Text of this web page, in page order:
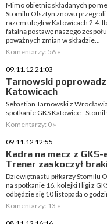
Mimo obietnic składanych po
Stomilu Olsztyn znowu
razem ulegli w Katowicach 2:4.
fatalną postawę naszego
poważnych zmian w składzie...
Komentarzy: 56 »
09.11.12 21:03
Tarnowski
Katowicach
Sebastian Tarnowski z
spotkanie GKS Katowice -
Komentarzy: 0 »
09.11.12 12:55
Kadra na mecz z
Trener zaskoczył
Dziewiętnastu piłkarzy Stomilu
na spotkanie 16. kolejki I ligi z
odbędzie się 10 listopada o
Komentarzy: 13 »